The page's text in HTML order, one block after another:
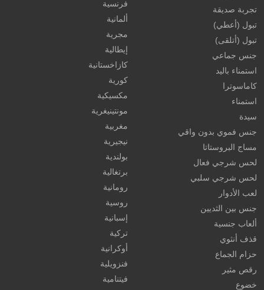
تجربة صديقة
تبول (أعطي)
تبول (أتلقى)
جنس جماعي
استمناء باليد
كاماسوترا
استمناء
سيدة
جنس فموي بدون واقي
مساج البروستاتا
لحس شرجي فعال
لحس شرجي سلبي
لعب الأدوار
جنس بين الثديين
ألعاب جنسية
قذف أنثوي
حزام الجماع
رقص مثير
خضوع
فرنسية
ألمانية
مجرية
إيطالية
كازاخستانية
كورية
مكسيكية
مونتينيغرية
مغربية
نيجيرية
بولندية
برتغالية
رومانية
روسية
إسبانية
تركية
أوكرانية
فنزويلية
فيتنامية